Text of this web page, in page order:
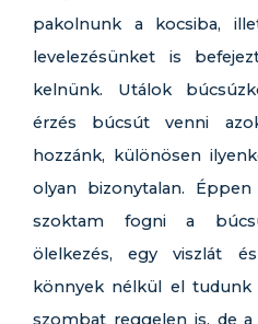
pakolnunk a kocsiba,
levelezésünket is
kelnünk. Utálok
érzés búcsút venni
hozzánk, különösen
olyan bizonytalan.
szoktam fogni a
ölelkezés, egy viszlát
könnyek nélkül el
szombat reggelen is, de